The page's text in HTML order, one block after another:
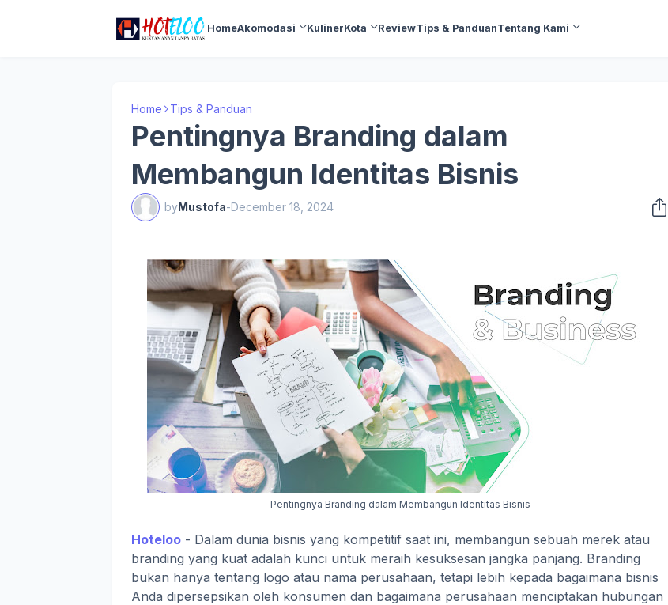
HomeAkomodasi KulinerKota ReviewTips & PanduanTentang Kami
Home Tips & Panduan
Pentingnya Branding dalam
Membangun Identitas Bisnis
byMustofa-December 18, 2024
Pentingnya Branding dalam Membangun Identitas Bisnis
Hoteloo - Dalam dunia bisnis yang kompetitif saat ini, membangun sebuah merek atau
branding yang kuat adalah kunci untuk meraih kesuksesan jangka panjang. Branding
bukan hanya tentang logo atau nama perusahaan, tetapi lebih kepada bagaimana bisnis
Anda dipersepsikan oleh konsumen dan bagaimana perusahaan menciptakan hubungan